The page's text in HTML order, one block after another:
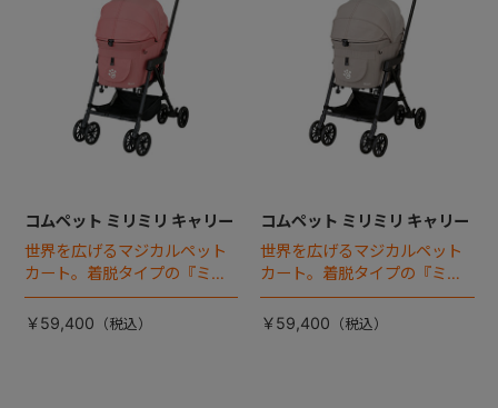
コムペット ミリミリ キャリー
世界を広げるマジカルペット
カート。着脱タイプの『ミリ
ミリEG』 がフルモデルチェン
ジ 。新機能「マジカルフォー
￥59,400
コムペット ミリミリ キャリー
世界を広げるマジカルペット
カート。着脱タイプの『ミリ
ミリEG』 がフルモデルチェン
ジ 。新機能「マジカルフォー
￥59,400